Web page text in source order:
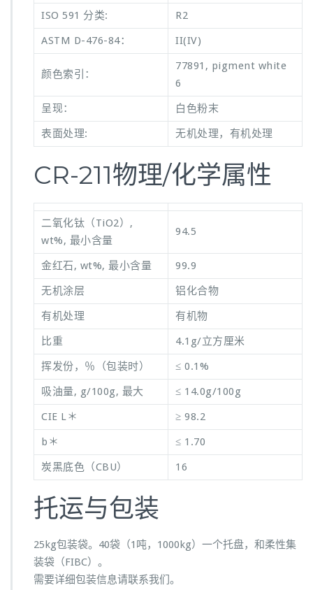
ISO 591 分类:
R2
ASTM D-476-84：
II(IV)
颜色索引：
77891, pigment white
6
呈现：
白色粉末
表面处理:
无机处理，有机处理
CR-211物理/化学属性
二氧化钛（TiO2）,
wt%, 最小含量
94.5
金红石, wt%, 最小含量
99.9
无机涂层
铝化合物
有机处理
有机物
比重
4.1g/立方厘米
挥发份，％（包装时）
≤ 0.1%
吸油量, g/100g, 最大
≤ 14.0g/100g
CIE L＊
≥ 98.2
b＊
≤ 1.70
炭黑底色（CBU）
16
托运与包装
25kg包装袋。40袋（1吨，1000kg）一个托盘，和柔性集
装袋（FIBC）。
需要详细包装信息请联系我们。